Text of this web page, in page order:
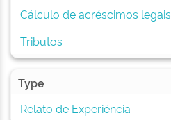
Cálculo de acréscimos legais
Tributos
Type
Relato de Experiência